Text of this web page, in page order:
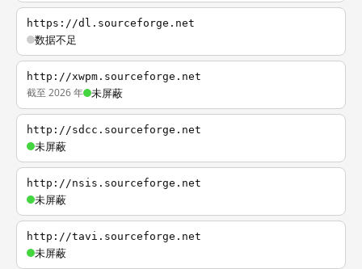
https://dl.sourceforge.net
数据不足
http://xwpm.sourceforge.net
截至 2026 年 未屏蔽
http://sdcc.sourceforge.net
未屏蔽
http://nsis.sourceforge.net
未屏蔽
http://tavi.sourceforge.net
未屏蔽